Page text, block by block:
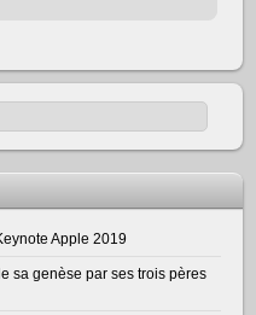
Apple 2019
sa genèse par ses trois pères